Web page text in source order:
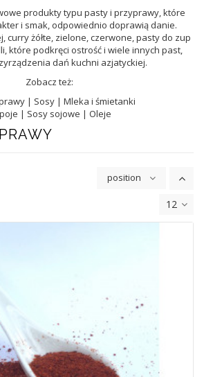
produkty typu pasty i przyprawy, które
i smak, odpowiednio doprawią danie.
curry żółte, zielone, czerwone, pasty do zup
które podkręci ostrość i wiele innych past,
dań kuchni azjatyckiej.
Zobacz też:
| Sosy| Mleka i śmietanki
| Sosy sojowe | Oleje
position
12